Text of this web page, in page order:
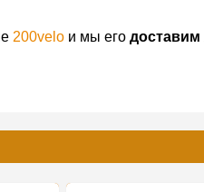
200velo и мы его доставим